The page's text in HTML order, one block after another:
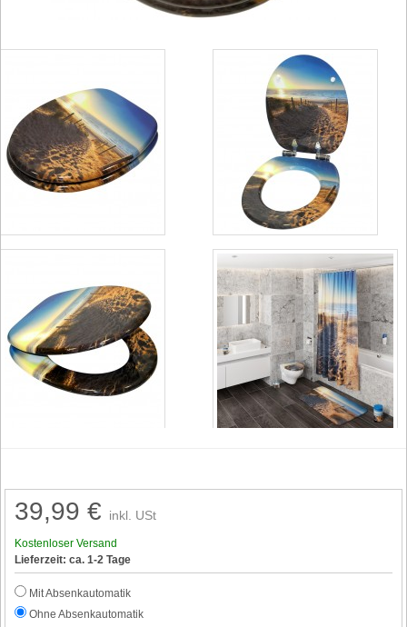
39,99 € inkl. USt
Kostenloser Versand
Lieferzeit: ca. 1-2 Tage
Mit Absenkautomatik
Ohne Absenkautomatik